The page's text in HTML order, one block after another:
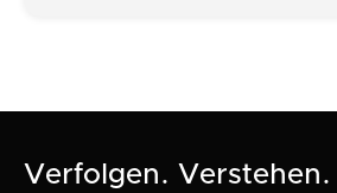
Verfolgen.